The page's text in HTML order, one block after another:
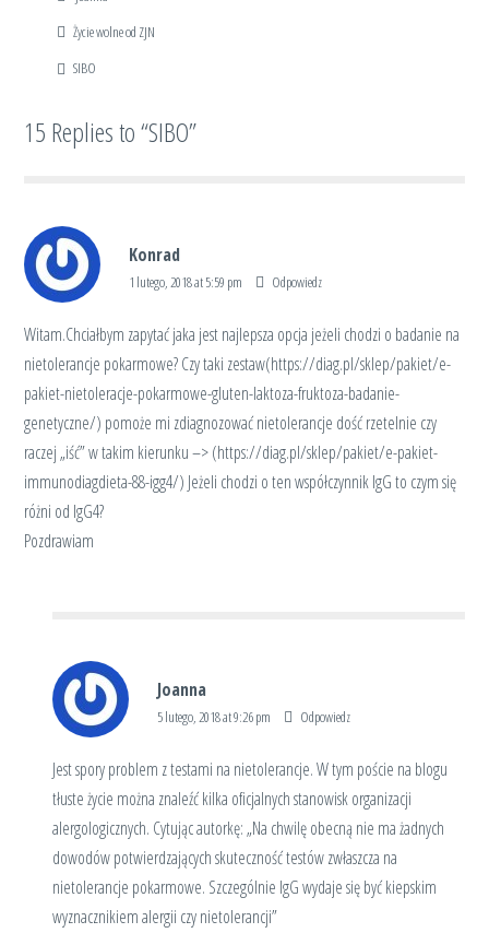
Życie wolne od ZJN
SIBO
15 Replies to “SIBO”
Konrad
1 lutego, 2018 at 5:59 pm Odpowiedz
Witam.Chciałbym zapytać jaka jest najlepsza opcja jeżeli chodzi o badanie na
nietolerancje pokarmowe? Czy taki zestaw(https://diag.pl/sklep/pakiet/e-
pakiet-nietoleracje-pokarmowe-gluten-laktoza-fruktoza-badanie-
genetyczne/) pomoże mi zdiagnozować nietolerancje dość rzetelnie czy
raczej „iść” w takim kierunku –> (https://diag.pl/sklep/pakiet/e-pakiet-
immunodiagdieta-88-igg4/) Jeżeli chodzi o ten współczynnik IgG to czym się
różni od IgG4?
Pozdrawiam
Joanna
5 lutego, 2018 at 9:26 pm Odpowiedz
Jest spory problem z testami na nietolerancje.W tym poście na blogu
tłuste życie można znaleźć kilka oficjalnych stanowisk organizacji
alergologicznych. Cytując autorkę: „Na chwilę obecną nie ma żadnych
dowodów potwierdzających skuteczność testów zwłaszcza na
nietolerancje pokarmowe. Szczególnie IgG wydaje się być kiepskim
wyznacznikiem alergii czy nietolerancji”